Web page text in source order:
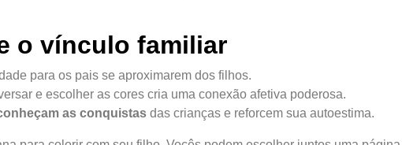
o vínculo familiar
para os pais se aproximarem dos filhos.
e escolher as cores cria uma conexão afetiva poderosa.
as conquistas das crianças e reforcem sua autoestima.